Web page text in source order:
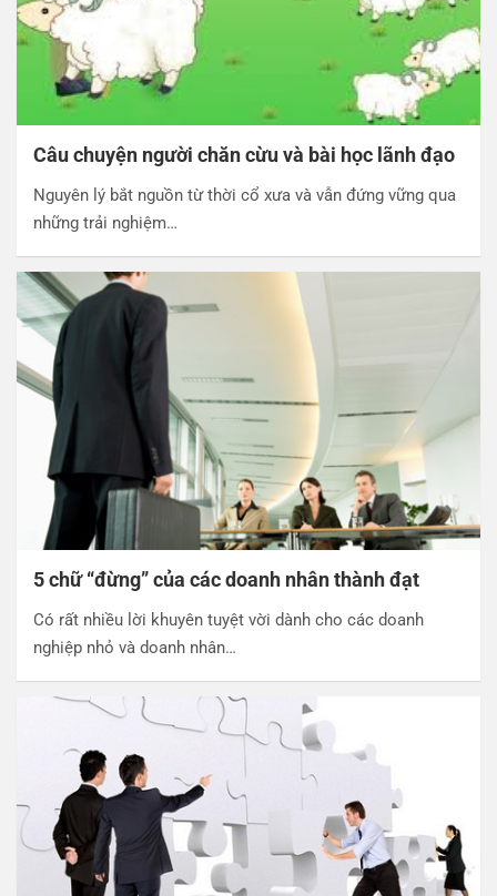
Câu chuyện người chăn cừu và bài học lãnh đạo
Nguyên lý bắt nguồn từ thời cổ xưa và vẫn đứng vững qua
những trải nghiệm…
5 chữ “đừng” của các doanh nhân thành đạt
Có rất nhiều lời khuyên tuyệt vời dành cho các doanh
nghiệp nhỏ và doanh nhân…